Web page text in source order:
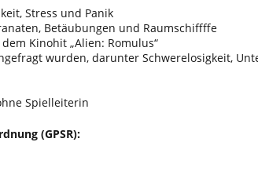
Stress und Panik
Betäubungen und Raumschiffffe
Kinohit „Alien: Romulus“
wurden, darunter Schwerelosigkeit,
Spielleiterin
(GPSR):